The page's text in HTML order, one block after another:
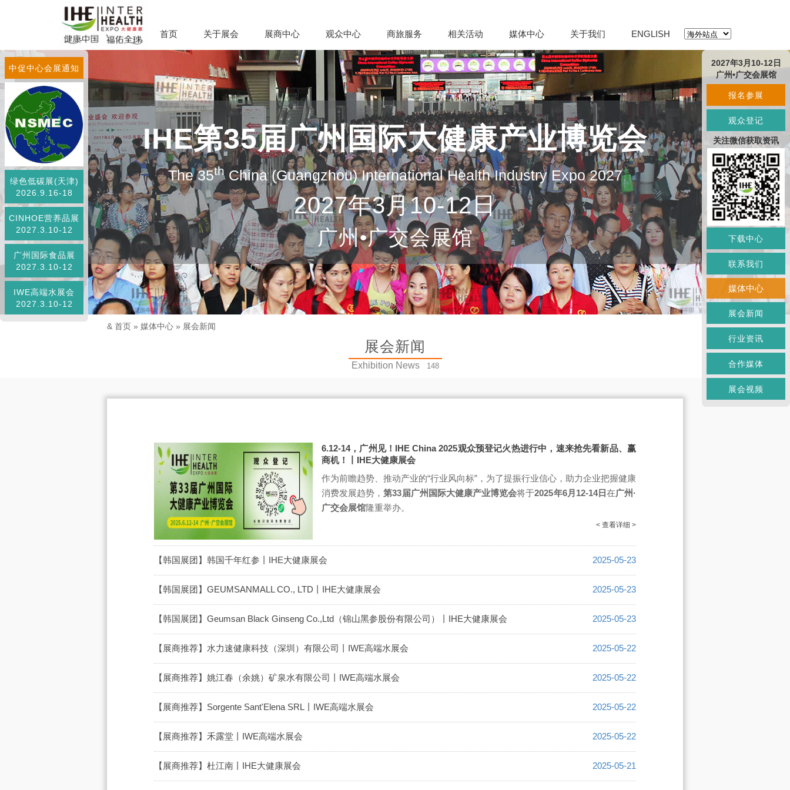
首页 关于展会 展商中心 观众中心 商旅服务 相关活动 媒体中心 关于我们 ENGLISH
IHE第35届广州国际大健康产业博览会
The 35thChina (Guangzhou) International Health Industry Expo 2027
2027年3月10-12日
广州•广交会展馆
中促中心会展通知
绿色低碳展(天津)
2026.9.16-18
CINHOE营养品展
2027.3.10-12
广州国际食品展
2027.3.10-12
IWE高端水展会
2027.3.10-12
& 首页 » 媒体中心 » 展会新闻
展会新闻
Exhibition News 148
6.12-14，广州见！IHE China 2025观众预登记火热进行中，速来抢先看新品、赢
商机！丨IHE大健康展会
作为前瞻趋势、推动产业的“行业风向标”，为了提振行业信心，助力企业把握健康
消费发展趋势，第33届广州国际大健康产业博览会将于2025年6月12-14日在广州·
广交会展馆隆重举办。
< 查看详细 >
【韩国展团】韩国千年红参丨IHE大健康展会 2025-05-23
【韩国展团】GEUMSANMALL CO., LTD丨IHE大健康展会 2025-05-23
【韩国展团】Geumsan Black Ginseng Co.,Ltd（锦山黑参股份有限公司）丨IHE大健康展会 2025-05-23
【展商推荐】水力速健康科技（深圳）有限公司丨IWE高端水展会 2025-05-22
【展商推荐】姚江春（余姚）矿泉水有限公司丨IWE高端水展会 2025-05-22
【展商推荐】Sorgente Sant'Elena SRL丨IWE高端水展会 2025-05-22
【展商推荐】禾露堂丨IWE高端水展会 2025-05-22
【展商推荐】杜江南丨IHE大健康展会 2025-05-21
2027年3月10-12日
广州•广交会展馆
报名参展
观众登记
关注微信获取资讯
下载中心
联系我们
媒体中心
展会新闻
行业资讯
合作媒体
展会视频